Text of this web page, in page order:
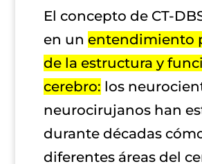
El concepto de CT-
en un entendimiento
de la estructura y
cerebro: los
neurocirujanos han
durante décadas
diferentes áreas del